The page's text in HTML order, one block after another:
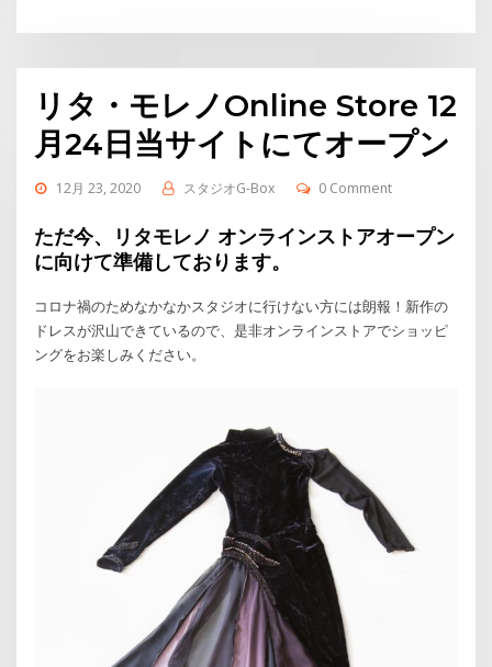
リタ・モレノOnline Store 12
月24日当サイトにてオープン
12月 23, 2020 スタジオG-Box 0 Comment
ただ今、リタモレノ オンラインストアオープン
に向けて準備しております。
コロナ禍のためなかなかスタジオに行けない方には朗報！新作の
ドレスが沢山できているので、是非オンラインストアでショッピ
ングをお楽しみください。